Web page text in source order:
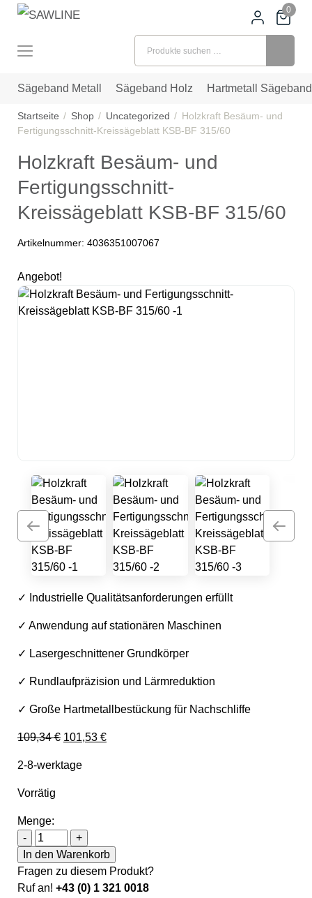
0
Sägeband Metall Sägeband Holz Hartmetall Sägeband
Startseite Shop Uncategorized
Holzkraft Besäum- und
Fertigungsschnitt-Kreissägeblatt KSB-BF 315/60
Holzkraft Besäum- und
Fertigungsschnitt-
Kreissägeblatt KSB-BF 315/60
Artikelnummer: 4036351007067
Angebot!
✓ Industrielle Qualitätsanforderungen erfüllt
✓ Anwendung auf stationären Maschinen
✓ Lasergeschnittener Grundkörper
✓ Rundlaufpräzision und Lärmreduktion
✓ Große Hartmetallbestückung für Nachschliffe
109,34€ Ursprünglicher Preis war: 109,34 €
101,53 €Aktueller Preis ist: 101,53 €.
2-8-werktage
Vorrätig
Menge:
-
Holzkraft Besäum- und Fertigungsschnitt-
+
In den Warenkorb
Fragen zu diesem Produkt?
Ruf an! +43 (0) 1 321 0018